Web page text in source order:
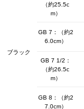
ブラック
（約25.5c
m）
GB 7：（約2
6.0cm）
GB 7 1/2：
（約26.5c
m）
GB 8：（約2
7.0cm）